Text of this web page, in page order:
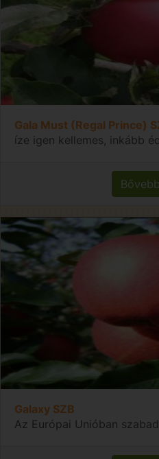
Gala Must (Regal Prince)
íze igen kellemes, inkább
Galaxy SZB
Az Európai Unióban